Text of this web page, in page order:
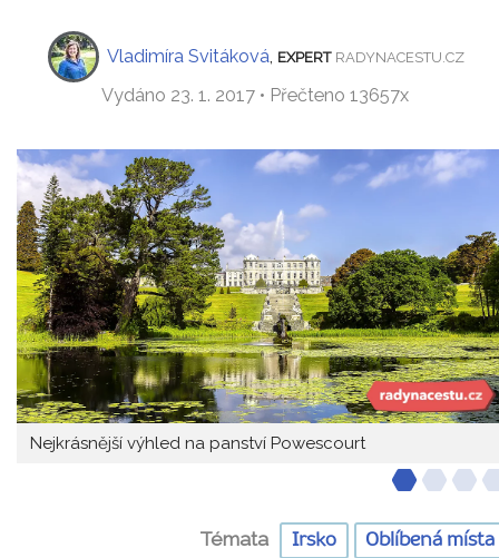
Vladimíra Svitáková EXPERT RADYNACESTU.CZ
Vydáno 23. 1. 2017 • Přečteno 13657x
Nejkrásnější výhled na panství Powescourt
Témata Irsko Oblíbená místa